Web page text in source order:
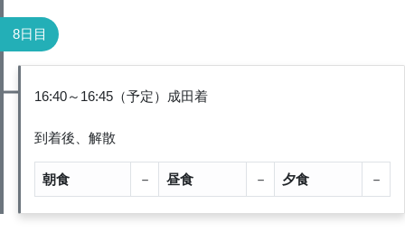
8日目
16:40～16:45（予定）成田着
到着後、解散
朝食 － 昼食 － 夕食 －